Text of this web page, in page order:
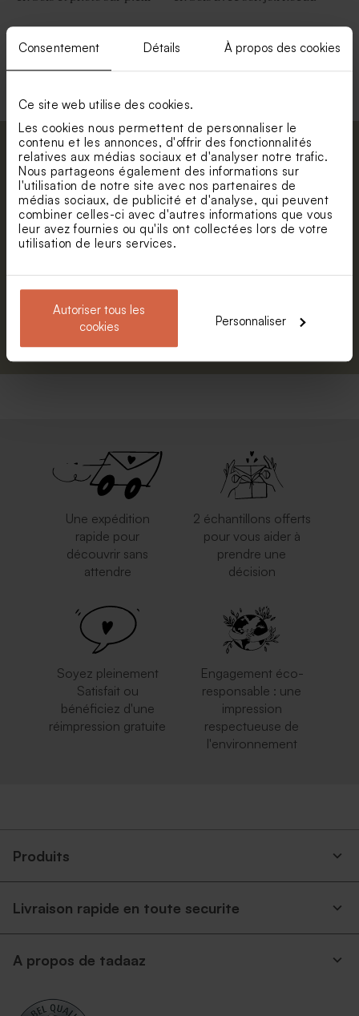
Consentement Détails À propos des cookies
Ce site web utilise des cookies.
Les cookies nous permettent de personnaliser le
contenu et les annonces, d'offrir des fonctionnalités
relatives aux médias sociaux et d'analyser notre trafic.
Nous partageons également des informations sur
l'utilisation de notre site avec nos partenaires de
médias sociaux, de publicité et d'analyse, qui peuvent
combiner celles-ci avec d'autres informations que vous
leur avez fournies ou qu'ils ont collectées lors de votre
utilisation de leurs services.
Autoriser tous les
cookies
Personnaliser
Voir toute la collection Présentoir dragées
Abonnez-vous à la newsletter et restez
informé. Petite surprise : bénéficiez de 5%
de réduction.
Prénom
Une expédition
rapide pour
découvrir sans
attendre
2 échantillons offerts
pour vous aider à
prendre une
décision
Soyez pleinement
Satisfait ou
bénéficiez d'une
réimpression gratuite
Engagement éco-
responsable : une
impression
respectueuse de
l'environnement
Produits
Livraison rapide en toute securite
A propos de tadaaz